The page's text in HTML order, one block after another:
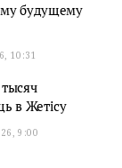
будущему
10:31
в Жетісу
9:00